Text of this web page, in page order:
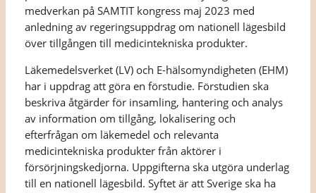
medverkan på SAMTIT kongress maj 2023 med
anledning av regeringsuppdrag om nationell lägesbild
över tillgången till medicintekniska produkter.
Läkemedelsverket (LV) och E-hälsomyndigheten (EHM)
har i uppdrag att göra en förstudie. Förstudien ska
beskriva åtgärder för insamling, hantering och analys
av information om tillgång, lokalisering och
efterfrågan om läkemedel och relevanta
medicintekniska produkter från aktörer i
försörjningskedjorna. Uppgifterna ska utgöra underlag
till en nationell lägesbild. Syftet är att Sverige ska ha